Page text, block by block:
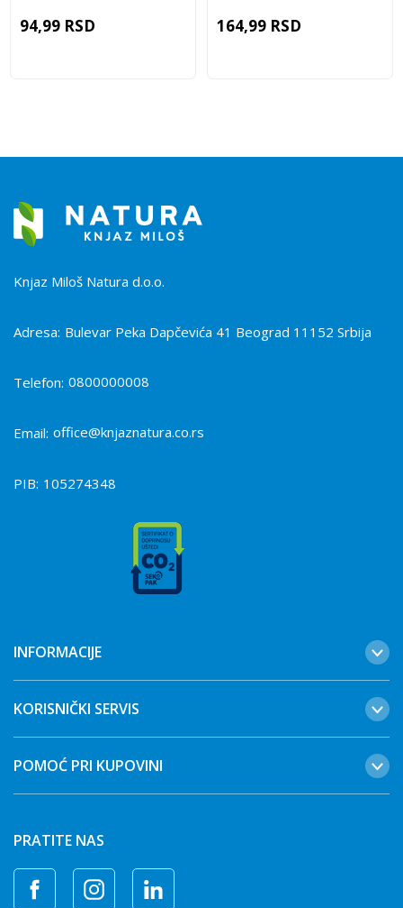
94,99 RSD 164,99 RSD
Knjaz Miloš Natura d.o.o.
Adresa: Bulevar Peka Dapčevića 41 Beograd 11152 Srbija
Telefon: 0800000008
Email: office@knjaznatura.co.rs
PIB: 105274348
INFORMACIJE
KORISNIČKI SERVIS
POMOĆ PRI KUPOVINI
PRATITE NAS